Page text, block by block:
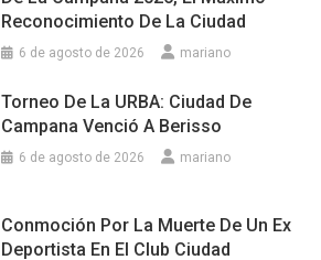
Reconocimiento De La Ciudad
6 de agosto de 2026 mariano
Torneo De La URBA: Ciudad De
Campana Venció A Berisso
6 de agosto de 2026 mariano
Conmoción Por La Muerte De Un Ex
Deportista En El Club Ciudad